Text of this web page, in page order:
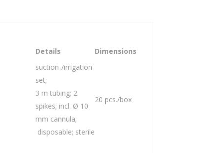
Details Dimensions
suction-/irrigation-
set;
3 m tubing; 2
spikes; incl. Ø 10
mm cannula;
disposable; sterile
20 pcs./box